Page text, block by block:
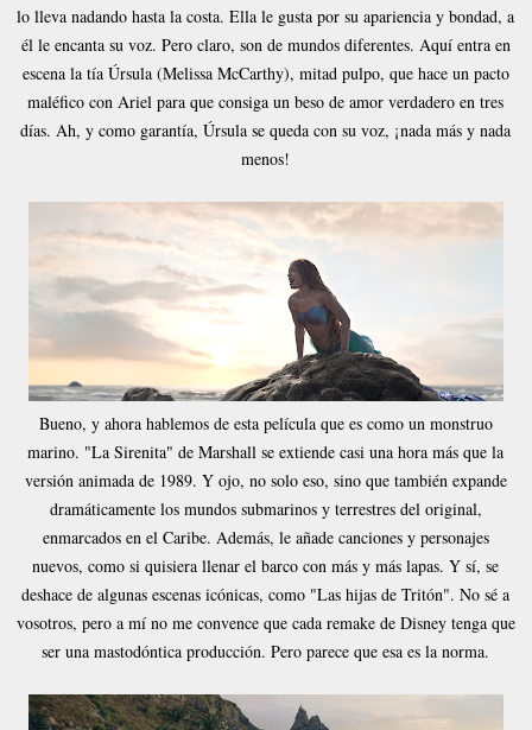
lo lleva nadando hasta la costa. Ella le gusta por su apariencia y bondad, a
él le encanta su voz. Pero claro, son de mundos diferentes. Aquí entra en
escena la tía Úrsula (Melissa McCarthy), mitad pulpo, que hace un pacto
maléfico con Ariel para que consiga un beso de amor verdadero en tres
días. Ah, y como garantía, Úrsula se queda con su voz, ¡nada más y nada
menos!
Bueno, y ahora hablemos de esta película que es como un monstruo
marino. "La Sirenita" de Marshall se extiende casi una hora más que la
versión animada de 1989. Y ojo, no solo eso, sino que también expande
dramáticamente los mundos submarinos y terrestres del original,
enmarcados en el Caribe. Además, le añade canciones y personajes
nuevos, como si quisiera llenar el barco con más y más lapas. Y sí, se
deshace de algunas escenas icónicas, como "Las hijas de Tritón". No sé a
vosotros, pero a mí no me convence que cada remake de Disney tenga que
ser una mastodóntica producción. Pero parece que esa es la norma.